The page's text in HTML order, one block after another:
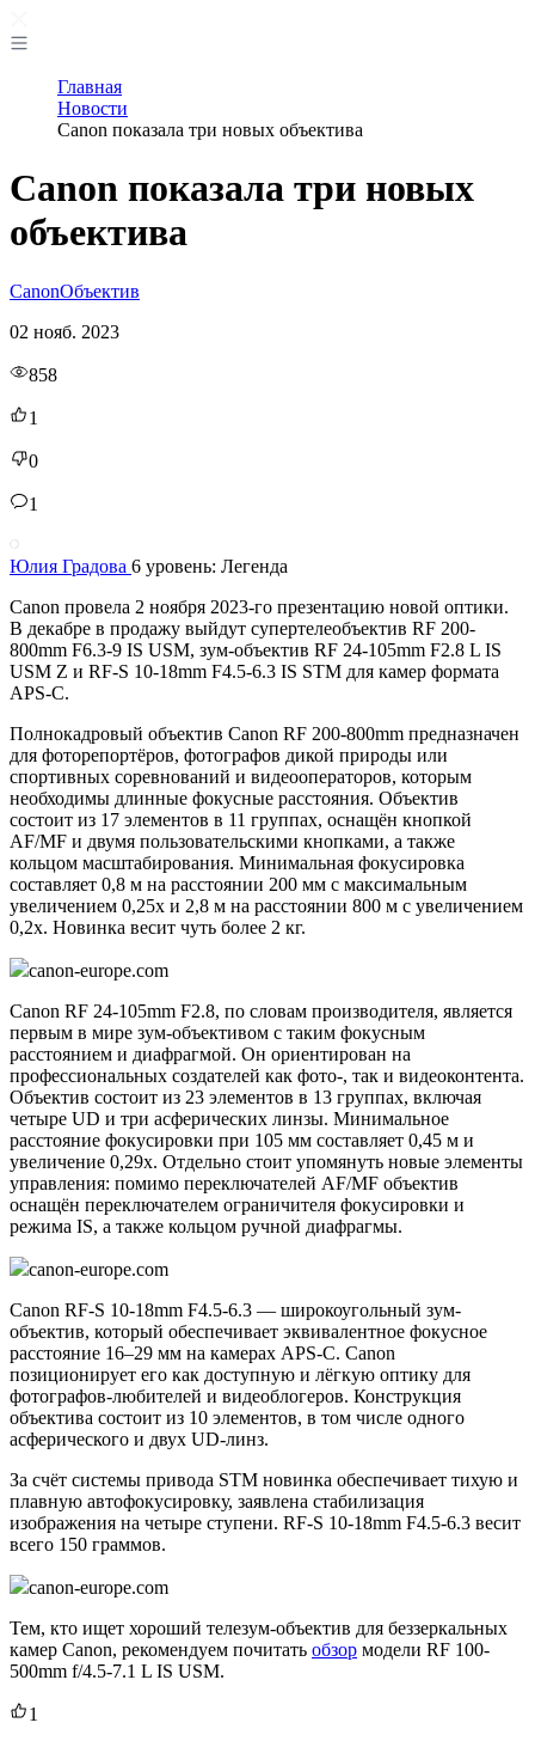
Главная
Новости
Canon показала три новых объектива
Canon показала три новых
объектива
CanonОбъектив
02 нояб. 2023
858
1
0
1
Юлия Градова 6 уровень: Легенда
Canon провела 2 ноября 2023-го презентацию новой оптики.
В декабре в продажу выйдут супертелеобъектив RF 200-
800mm F6.3-9 IS USM, зум-объектив RF 24-105mm F2.8 L IS
USM Z и RF-S 10-18mm F4.5-6.3 IS STM для камер формата
APS-C.
Полнокадровый объектив Canon RF 200-800mm предназначен
для фоторепортёров, фотографов дикой природы или
спортивных соревнований и видеооператоров, которым
необходимы длинные фокусные расстояния. Объектив
состоит из 17 элементов в 11 группах, оснащён кнопкой
AF/MF и двумя пользовательскими кнопками, а также
кольцом масштабирования. Минимальная фокусировка
составляет 0,8 м на расстоянии 200 мм с максимальным
увеличением 0,25x и 2,8 м на расстоянии 800 м с увеличением
0,2x. Новинка весит чуть более 2 кг.
canon-europe.com
Canon RF 24-105mm F2.8, по словам производителя, является
первым в мире зум-объективом с таким фокусным
расстоянием и диафрагмой. Он ориентирован на
профессиональных создателей как фото-, так и видеоконтента.
Объектив состоит из 23 элементов в 13 группах, включая
четыре UD и три асферических линзы. Минимальное
расстояние фокусировки при 105 мм составляет 0,45 м и
увеличение 0,29x. Отдельно стоит упомянуть новые элементы
управления: помимо переключателей AF/MF объектив
оснащён переключателем ограничителя фокусировки и
режима IS, а также кольцом ручной диафрагмы.
canon-europe.com
Canon RF-S 10-18mm F4.5-6.3 — широкоугольный зум-
объектив, который обеспечивает эквивалентное фокусное
расстояние 16–29 мм на камерах APS-C. Canon
позиционирует его как доступную и лёгкую оптику для
фотографов-любителей и видеоблогеров. Конструкция
объектива состоит из 10 элементов, в том числе одного
асферического и двух UD-линз.
За счёт системы привода STM новинка обеспечивает тихую и
плавную автофокусировку, заявлена стабилизация
изображения на четыре ступени. RF-S 10-18mm F4.5-6.3 весит
всего 150 граммов.
canon-europe.com
Тем, кто ищет хороший телезум-объектив для беззеркальных
камер Canon, рекомендуем почитать обзор модели RF 100-
500mm f/4.5-7.1 L IS USM.
1